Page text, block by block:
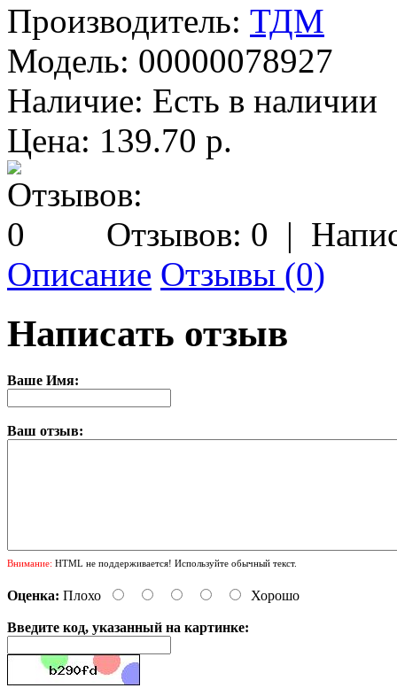
Производитель: ТДМ
Модель: 00000078927
Наличие: Есть в наличии
Цена: 139.70 р.
Отзывов: 0 |
Описание Отзывы (0)
Написать отзыв
Ваше Имя:
Ваш отзыв:
Внимание: HTML не поддерживается! Используйте обычный текст.
Оценка: Плохо Хорошо
Введите код, указанный на картинке: